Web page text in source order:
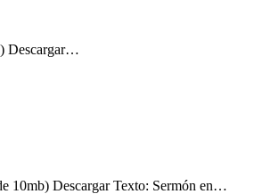
Descargar…
10mb) Descargar Texto: Sermón en…